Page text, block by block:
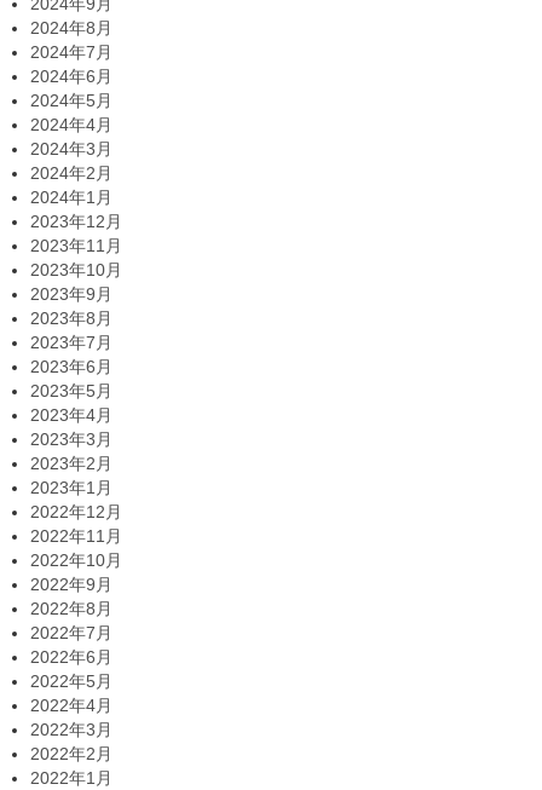
2024年8月
2024年7月
2024年6月
2024年5月
2024年4月
2024年3月
2024年2月
2024年1月
2023年12月
2023年11月
2023年10月
2023年9月
2023年8月
2023年7月
2023年6月
2023年5月
2023年4月
2023年3月
2023年2月
2023年1月
2022年12月
2022年11月
2022年10月
2022年9月
2022年8月
2022年7月
2022年6月
2022年5月
2022年4月
2022年3月
2022年2月
2022年1月